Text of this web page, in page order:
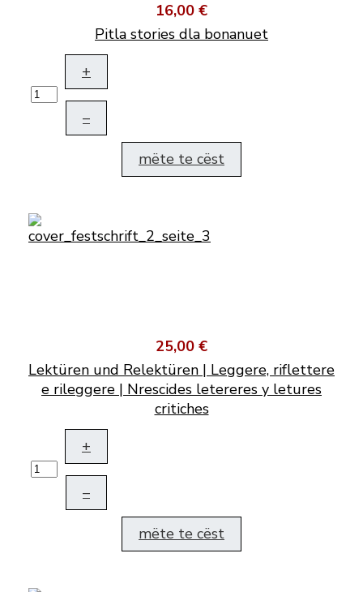
16,00 €
Pitla stories dla bonanuet
+
–
mëte te cëst
25,00 €
Lektüren und Relektüren | Leggere, riflettere
e rileggere | Nrescides letereres y letures
critiches
+
–
mëte te cëst